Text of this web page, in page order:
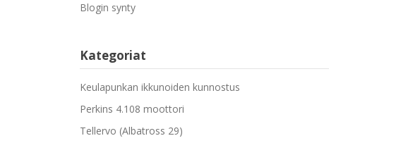
Blogin synty
Kategoriat
Keulapunkan ikkunoiden kunnostus
Perkins 4.108 moottori
Tellervo (Albatross 29)